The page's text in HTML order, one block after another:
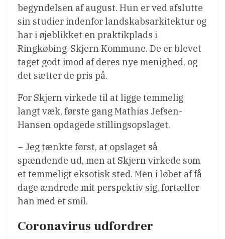
begyndelsen af august. Hun er ved afslutte
sin studier indenfor landskabsarkitektur og
har i øjeblikket en praktikplads i
Ringkøbing-Skjern Kommune. De er blevet
taget godt imod af deres nye menighed, og
det sætter de pris på.
For Skjern virkede til at ligge temmelig
langt væk, første gang Mathias Jefsen-
Hansen opdagede stillingsopslaget.
– Jeg tænkte først, at opslaget så
spændende ud, men at Skjern virkede som
et temmeligt eksotisk sted. Men i løbet af få
dage ændrede mit perspektiv sig, fortæller
han med et smil.
Coronavirus udfordrer